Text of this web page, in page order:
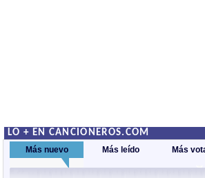
LO + EN CANCIONEROS.COM
Más nuevo Más leído Más